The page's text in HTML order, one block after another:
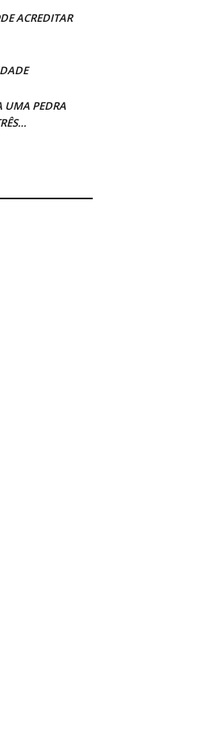
ACREDITAR
UMA PEDRA